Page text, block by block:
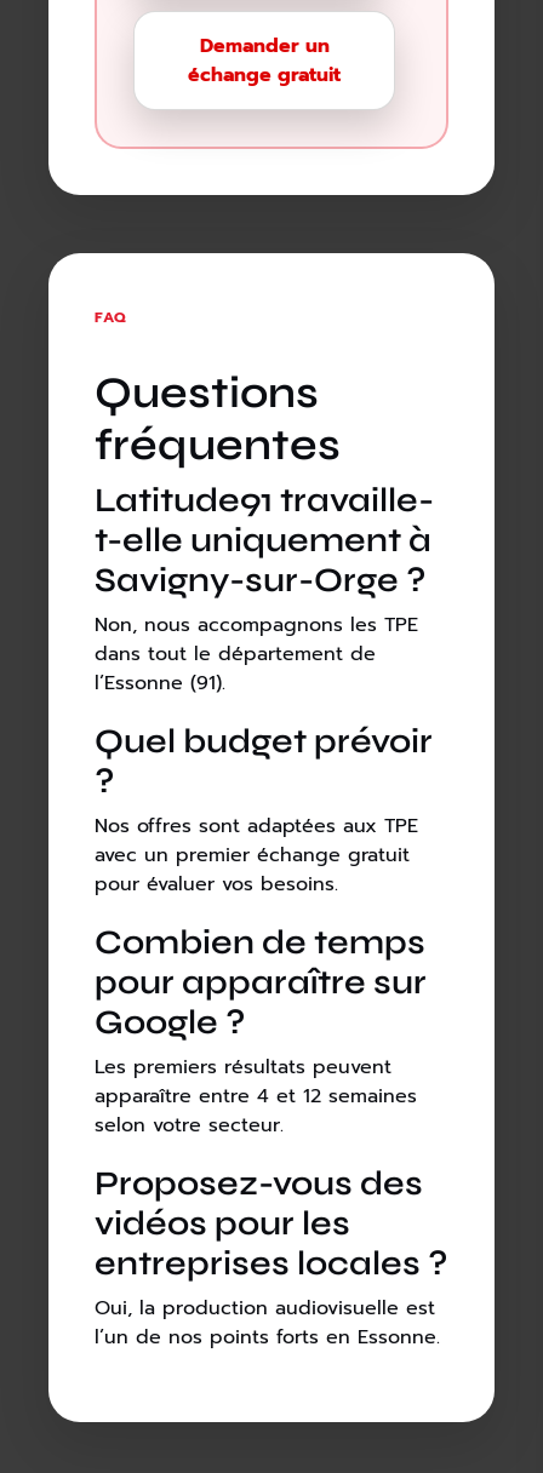
Demander un
échange gratuit
FAQ
Questions
fréquentes
Latitude91 travaille-
t-elle uniquement à
Savigny-sur-Orge ?
Non, nous accompagnons les TPE
dans tout le département de
l’Essonne (91).
Quel budget prévoir
?
Nos offres sont adaptées aux TPE
avec un premier échange gratuit
pour évaluer vos besoins.
Combien de temps
pour apparaître sur
Google ?
Les premiers résultats peuvent
apparaître entre 4 et 12 semaines
selon votre secteur.
Proposez-vous des
vidéos pour les
entreprises locales ?
Oui, la production audiovisuelle est
l’un de nos points forts en Essonne.